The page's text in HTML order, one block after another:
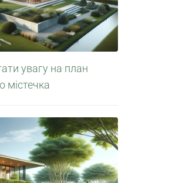
увагу на план
містечка